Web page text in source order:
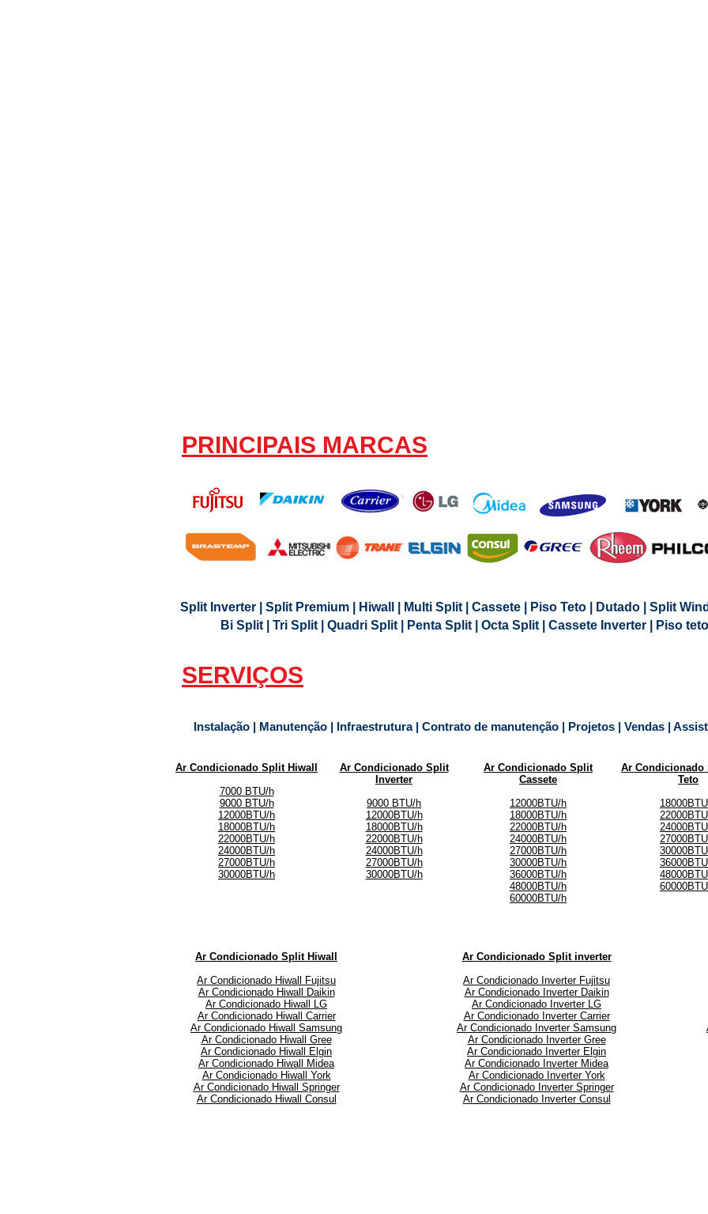
PRINCIPAIS MARCAS
Split Inverter | Split Premium | Hiwall | Multi Split | Cassete | Piso Teto | Dutado | Split
Bi Split | Tri Split | Quadri Split | Penta Split | Octa Split | Cassete Inverter | Piso
SERVIÇOS
Instalação | Manutenção | Infraestrutura | Contrato de manutenção | Projetos | Vendas |
Ar Condicionado Split Hiwall
7000 BTU/h
9000 BTU/h
12000BTU/h
18000BTU/h
22000BTU/h
24000BTU/h
27000BTU/h
30000BTU/h
Ar Condicionado Split
Inverter
9000 BTU/h
12000BTU/h
18000BTU/h
22000BTU/h
24000BTU/h
27000BTU/h
30000BTU/h
Ar Condicionado Split
Cassete
12000BTU/h
18000BTU/h
22000BTU/h
24000BTU/h
27000BTU/h
30000BTU/h
36000BTU/h
48000BTU/h
60000BTU/h
Ar Condicionado
Teto
Ar Condicionado Split Hiwall
Ar Condicionado Hiwall Fujitsu
Ar Condicionado Hiwall Daikin
Ar Condicionado Hiwall LG
Ar Condicionado Hiwall Carrier
Ar Condicionado Hiwall Samsung
Ar Condicionado Hiwall Gree
Ar Condicionado Hiwall Elgin
Ar Condicionado Hiwall Midea
Ar Condicionado Hiwall York
Ar Condicionado Hiwall Springer
Ar Condicionado Hiwall Consul
Ar Condicionado Split inverter
Ar Condicionado Inverter Fujitsu
Ar Condicionado Inverter Daikin
Ar Condicionado Inverter LG
Ar Condicionado Inverter Carrier
Ar Condicionado Inverter Samsung
Ar Condicionado Inverter Gree
Ar Condicionado Inverter Elgin
Ar Condicionado Inverter Midea
Ar Condicionado Inverter York
Ar Condicionado Inverter Springer
Ar Condicionado Inverter Consul